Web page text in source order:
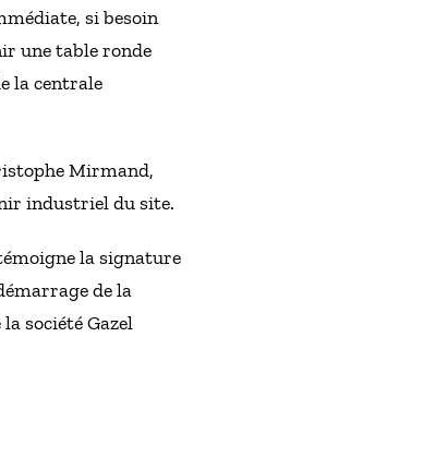
si besoin
une table ronde
la centrale
Mirmand,
industriel du site.
la signature
de la
société Gazel